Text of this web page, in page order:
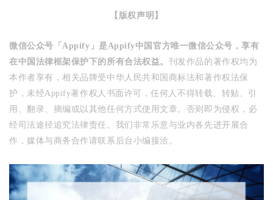
【版权声明】
微信公众号「Appify」是Appify中国官方唯一微信公众号，享有
在中国法律框架保护下的所有合法权益。 刊发作品的著作权均为
本作者享有，相关品牌受中华人民共和国商标法和著作权法保
护，未经Appify著作权人书面许可，任何人不得转载、转贴、引
用、翻录、摘编或以其他任何方式使用文章。否则即为侵权，必
经司法途径追究法律责任。我们非常乐意与业内各先进开展合
作，媒体与商务合作请联系后台小编接洽。